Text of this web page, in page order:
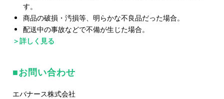
す。
商品の破損・汚損等、明らかな不良品だった場合。
配送中の事故などで不備が生じた場合。
＞詳しく見る
お問い合わせ
エバナース株式会社